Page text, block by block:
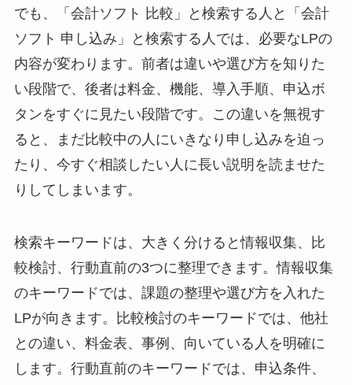
でも、「会計ソフト 比較」と検索する人と「会計
ソフト 申し込み」と検索する人では、必要なLPの
内容が変わります。前者は違いや選び方を知りた
い段階で、後者は料金、機能、導入手順、申込ボ
タンをすぐに見たい段階です。この違いを無視す
ると、まだ比較中の人にいきなり申し込みを迫っ
たり、今すぐ相談したい人に長い説明を読ませた
りしてしまいます。
検索キーワードは、大きく分けると情報収集、比
較検討、行動直前の3つに整理できます。情報収集
のキーワードでは、課題の整理や選び方を入れた
LPが向きます。比較検討のキーワードでは、他社
との違い、料金表、事例、向いている人を明確に
します。行動直前のキーワードでは、申込条件、